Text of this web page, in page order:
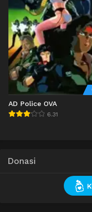
AD Police OVA
6.31
Donasi